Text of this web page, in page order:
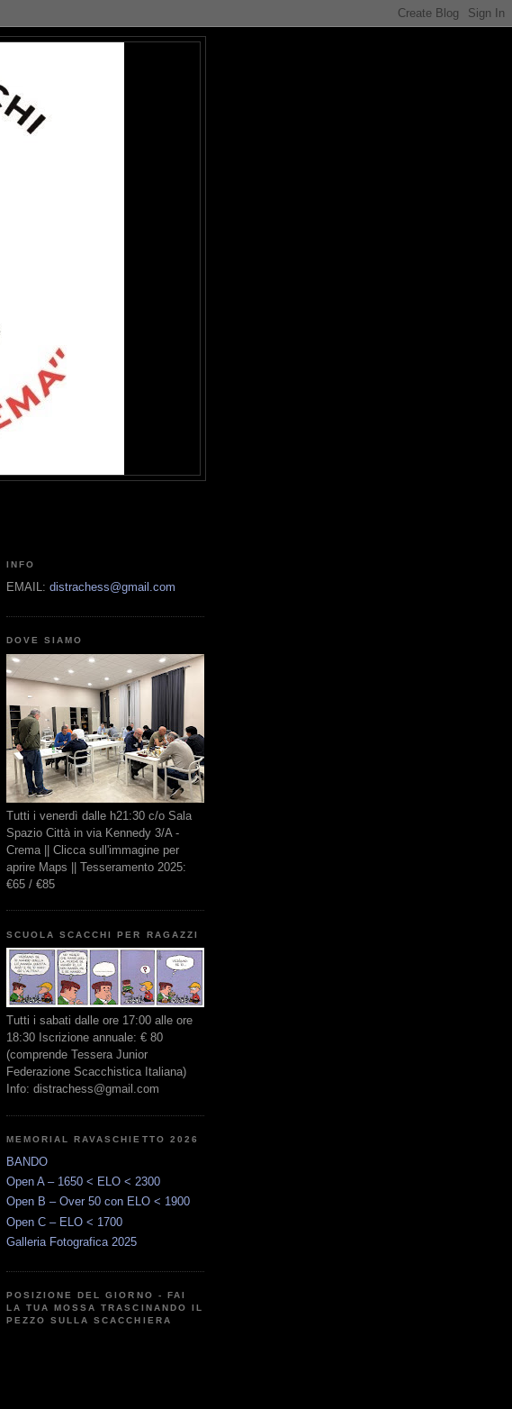
INFO
EMAIL: distrachess@gmail.com
DOVE SIAMO
Tutti i venerdì dalle h21:30 c/o Sala
Spazio Città in via Kennedy 3/A -
Crema || Clicca sull'immagine per
aprire Maps || Tesseramento 2025:
€65 / €85
SCUOLA SCACCHI PER RAGAZZI
Tutti i sabati dalle ore 17:00 alle ore
18:30 Iscrizione annuale: € 80
(comprende Tessera Junior
Federazione Scacchistica Italiana)
Info: distrachess@gmail.com
MEMORIAL RAVASCHIETTO 2026
BANDO
Open A – 1650 < ELO < 2300
Open B – Over 50 con ELO < 1900
Open C – ELO < 1700
Galleria Fotografica 2025
POSIZIONE DEL GIORNO - FAI
LA TUA MOSSA TRASCINANDO IL
PEZZO SULLA SCACCHIERA